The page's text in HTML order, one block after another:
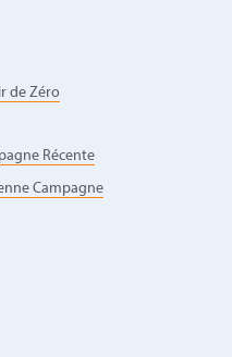
de Zéro
Récente
Campagne